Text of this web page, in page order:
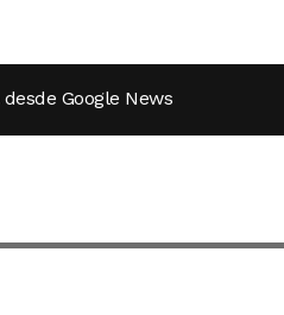
desde Google News